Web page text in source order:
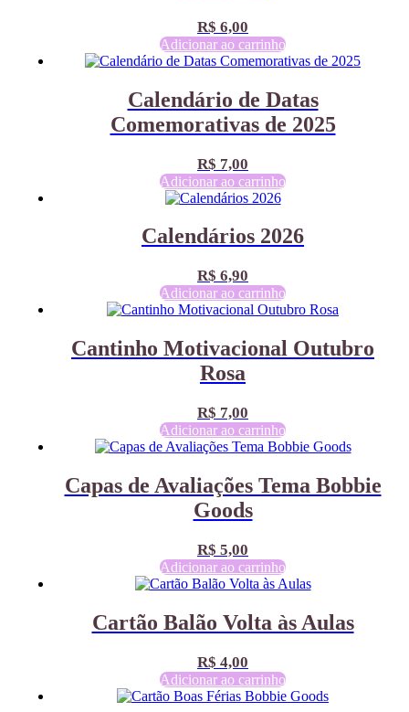
R$ 6,00
Adicionar ao carrinho
Calendário de Datas
Comemorativas de 2025
R$ 7,00
Adicionar ao carrinho
Calendários 2026
R$ 6,90
Adicionar ao carrinho
Cantinho Motivacional Outubro
Rosa
R$ 7,00
Adicionar ao carrinho
Capas de Avaliações Tema Bobbie
Goods
R$ 5,00
Adicionar ao carrinho
Cartão Balão Volta às Aulas
R$ 4,00
Adicionar ao carrinho